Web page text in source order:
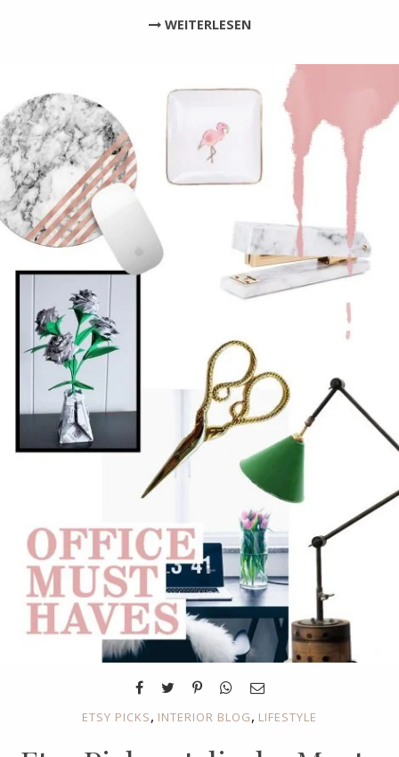
WEITERLESEN
ETSY PICKS, INTERIOR BLOG, LIFESTYLE